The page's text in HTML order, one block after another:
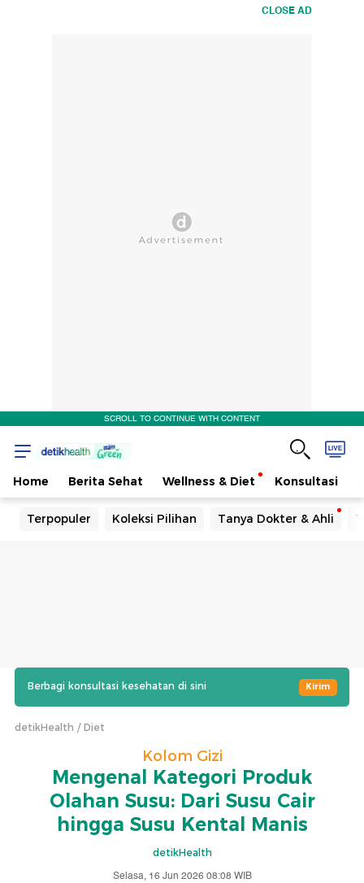
CLOSE AD
SCROLL TO CONTINUE WITH CONTENT
Home Berita Sehat Wellness & Diet Konsultasi
Terpopuler Koleksi Pilihan Tanya Dokter & Ahli
Berbagi konsultasi kesehatan di sini Kirim
detikHealth Diet
Kolom Gizi
Mengenal Kategori Produk
Olahan Susu: Dari Susu Cair
hingga Susu Kental Manis
detikHealth
Selasa, 16 Jun 2026 08:08 WIB